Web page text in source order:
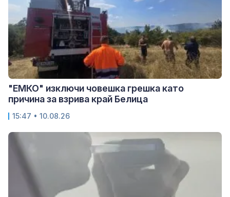
"ЕМКО" изключи човешка грешка като
причина за взрива край Белица
15:47 • 10.08.26